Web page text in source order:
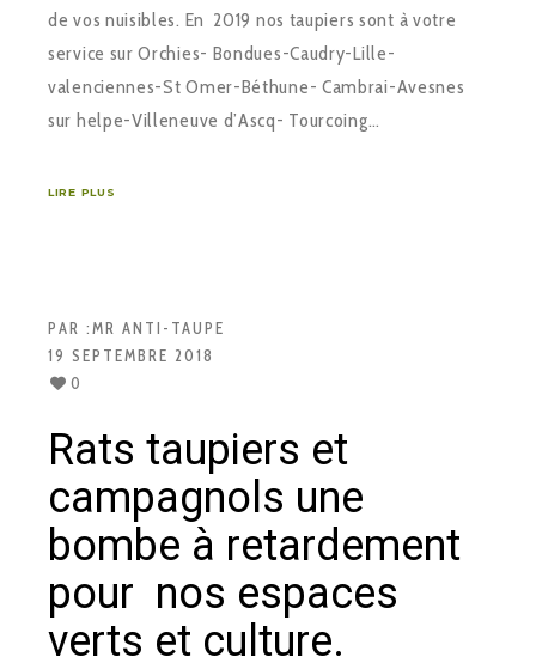
de vos nuisibles. En 2019 nos taupiers sont à votre
service sur Orchies- Bondues-Caudry-Lille-
valenciennes-St Omer-Béthune- Cambrai-Avesnes
sur helpe-Villeneuve d’Ascq- Tourcoing…
LIRE PLUS
PAR :MR ANTI-TAUPE
19 SEPTEMBRE 2018
0
Rats taupiers et
campagnols une
bombe à retardement
pour nos espaces
verts et culture.